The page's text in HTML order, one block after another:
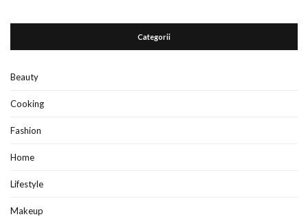
Categorii
Beauty
Cooking
Fashion
Home
Lifestyle
Makeup